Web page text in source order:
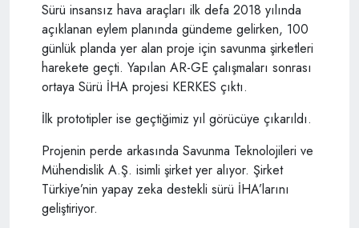
Sürü insansız hava araçları ilk defa 2018 yılında
açıklanan eylem planında gündeme gelirken, 100
günlük planda yer alan proje için savunma şirketleri
harekete geçti. Yapılan AR-GE çalışmaları sonrası
ortaya Sürü İHA projesi KERKES çıktı.
İlk prototipler ise geçtiğimiz yıl görücüye çıkarıldı.
Projenin perde arkasında Savunma Teknolojileri ve
Mühendislik A.Ş. isimli şirket yer alıyor. Şirket
Türkiye’nin yapay zeka destekli sürü İHA’larını
geliştiriyor.